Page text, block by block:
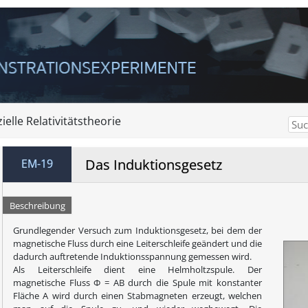
Relativitätstheorie
EM-19 Das Induktionsgesetz
Beschreibung
Grundlegender Versuch zum Induktionsgesetz, bei dem der
magnetische Fluss durch eine Leiterschleife geändert und die
dadurch auftretende Induktionsspannung gemessen wird.
Als Leiterschleife dient eine Helmholtzspule. Der
magnetische Fluss Φ = AB durch die Spule mit konstanter
Fläche A wird durch einen Stabmagneten erzeugt, welchen